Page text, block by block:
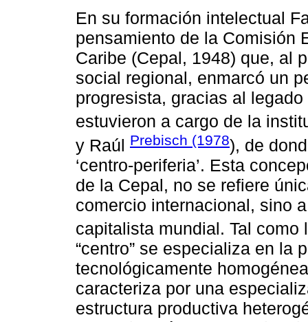
En su formación intelectual
pensamiento de la Comisión
Caribe (Cepal, 1948) que, al
social regional, enmarcó un
progresista, gracias al
estuvieron a cargo de la
y Raúl Prebisch (1978), de
‘centro-periferia’. Esta
de la Cepal, no se refiere
comercio internacional, sino
capitalista mundial. Tal
“centro” se especializa en la
tecnológicamente
caracteriza por una
estructura productiva